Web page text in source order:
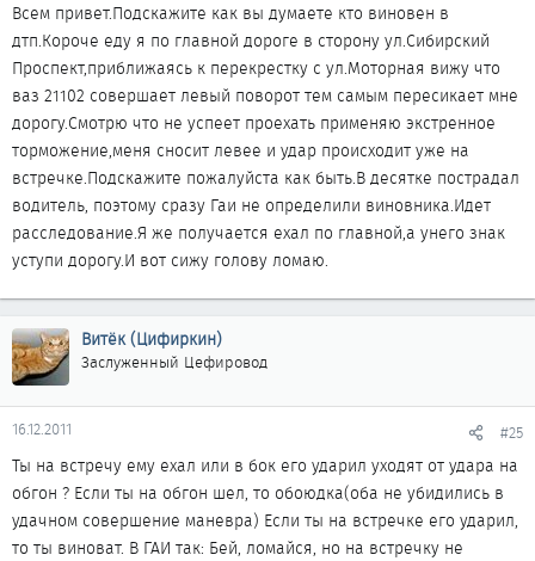
Всем привет.Подскажите как вы думаете кто виновен в
дтп.Короче еду я по главной дороге в сторону ул.Сибирский
Проспект,приближаясь к перекрестку с ул.Моторная вижу что
ваз 21102 совершает левый поворот тем самым пересикает мне
дорогу.Смотрю что не успеет проехать применяю экстренное
торможение,меня сносит левее и удар происходит уже на
встречке.Подскажите пожалуйста как быть.В десятке пострадал
водитель, поэтому сразу Гаи не определили виновника.Идет
расследование.Я же получается ехал по главной,а унего знак
уступи дорогу.И вот сижу голову ломаю.
Витёк (Цифиркин)
Заслуженный Цефировод
16.12.2011 #25
Ты на встречу ему ехал или в бок его ударил уходят от удара на
обгон ? Если ты на обгон шел, то обоюдка(оба не убидились в
удачном совершение маневра) Если ты на встречке его ударил,
то ты виноват. В ГАИ так: Бей, ломайся, но на встречку не